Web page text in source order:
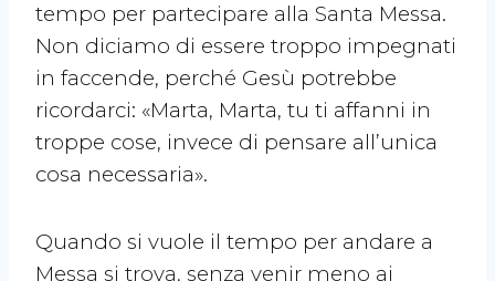
tempo per partecipare alla Santa Messa.
Non diciamo di essere troppo impegnati
in faccende, perché Gesù potrebbe
ricordarci: «Marta, Marta, tu ti affanni in
troppe cose, invece di pensare all’unica
cosa necessaria».
Quando si vuole il tempo per andare a
Messa si trova, senza venir meno ai